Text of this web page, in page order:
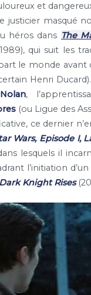
et
justicier masqué
héros dans The
qui suit les
le monde
Henri
,
(ou Ligue des
ce dernier
Wars, Episode I,
lesquels il
l’initiation
Knight Rises